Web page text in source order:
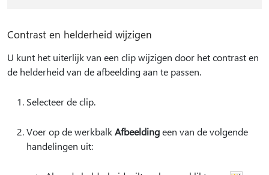
Contrast en helderheid wijzigen
U kunt het uiterlijk van een clip wijzigen door het contrast en
de helderheid van de afbeelding aan te passen.
Selecteer de clip.
Voer op de werkbalkAfbeeldingeen van de volgende
handelingen uit: